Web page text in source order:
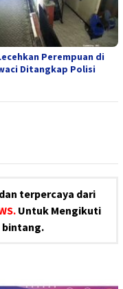
Perempuan di
Ditangkap Polisi
terpercaya dari
Untuk Mengikuti